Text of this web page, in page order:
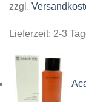
zzgl.
Lieferzeit: 2-3